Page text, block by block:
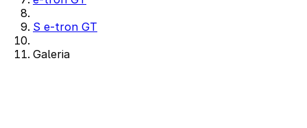
S e-tron GT
Galeria